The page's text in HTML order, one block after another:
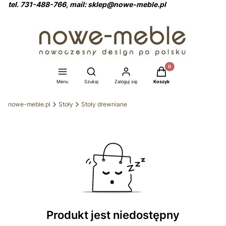
tel. 731-488-766, mail: sklep@nowe-meble.pl
Menu
Otwórz wyszukiwarkę
Szukaj Zaloguj się
Produkty w koszyku:
Koszyk
nowe-meble.pl Stoły Stoły drewniane
Produkt jest niedostępny